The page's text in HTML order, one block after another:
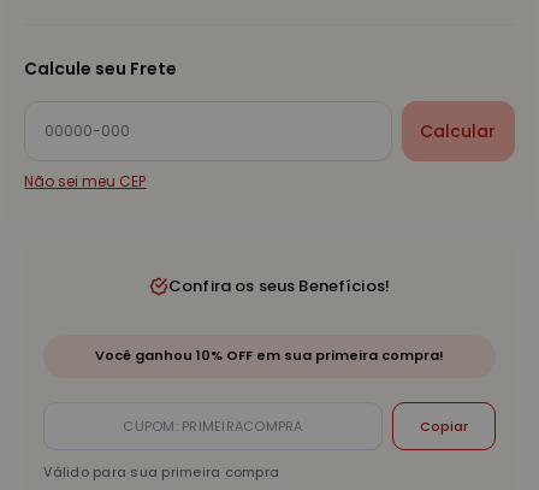
Calcule seu Frete
Calcular
Não sei meu CEP
Confira os seus Benefícios!
Você ganhou 10% OFF em sua primeira compra!
Copiar
Válido para sua primeira compra